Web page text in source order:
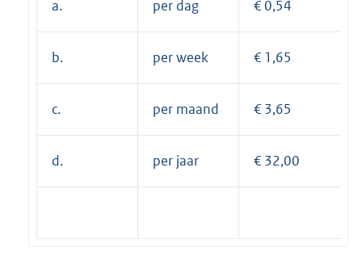
a. per dag € 0,54
b. per week € 1,65
c. per maand € 3,65
d. per jaar € 32,00